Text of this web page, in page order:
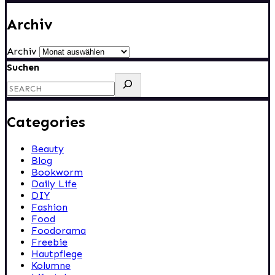
Archiv
Archiv
Suchen
Categories
Beauty
Blog
Bookworm
Daily Life
DIY
Fashion
Food
Foodorama
Freebie
Hautpflege
Kolumne